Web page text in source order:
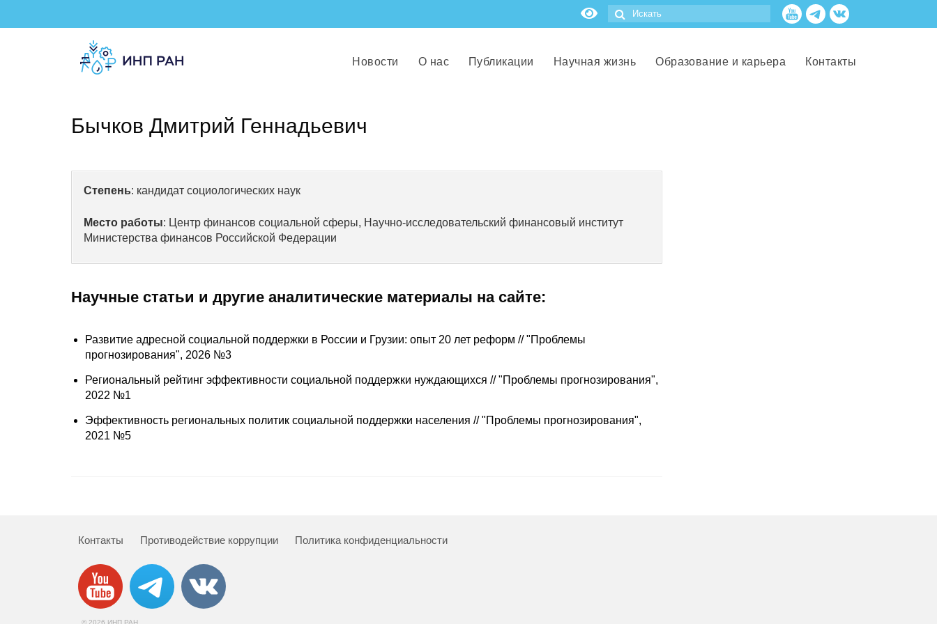
Новости О нас Публикации Научная жизнь Образование и карьера Контакты
Бычков Дмитрий Геннадьевич
Степень: кандидат социологических наук
Место работы: Центр финансов социальной сферы, Научно-исследовательский финансовый институт
Министерства финансов Российской Федерации
Научные статьи и другие аналитические материалы на сайте:
Развитие адресной социальной поддержки в России и Грузии: опыт 20 лет реформ // "Проблемы
прогнозирования", 2026 №3
Региональный рейтинг эффективности социальной поддержки нуждающихся // "Проблемы прогнозирования",
2022 №1
Эффективность региональных политик социальной поддержки населения // "Проблемы прогнозирования",
2021 №5
Контакты Противодействие коррупции Политика конфиденциальности
© 2026 ИНП РАН